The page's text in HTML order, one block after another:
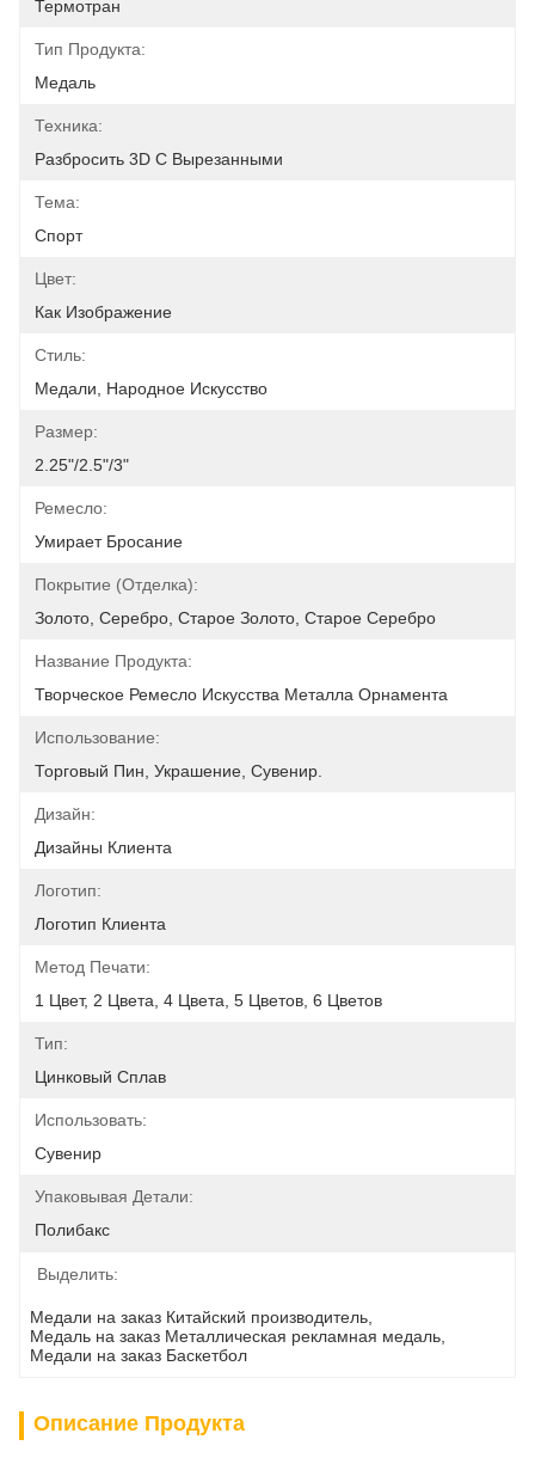
Термотран
Тип Продукта:
Медаль
Техника:
Разбросить 3D С Вырезанными
Тема:
Спорт
Цвет:
Как Изображение
Стиль:
Медали, Народное Искусство
Размер:
2.25"/2.5"/3"
Ремесло:
Умирает Бросание
Покрытие (отделка):
Золото, Серебро, Старое Золото, Старое Серебро
Название Продукта:
Творческое Ремесло Искусства Металла Орнамента
Использование:
Торговый Пин, Украшение, Сувенир.
Дизайн:
Дизайны Клиента
Логотип:
Логотип Клиента
Метод Печати:
1 Цвет, 2 Цвета, 4 Цвета, 5 Цветов, 6 Цветов
Тип:
Цинковый Сплав
Использовать:
Сувенир
Упаковывая Детали:
Полибакс
Выделить:
Медали на заказ Китайский производитель
Медаль на заказ Металлическая рекламная медаль
Медали на заказ Баскетбол
Описание Продукта